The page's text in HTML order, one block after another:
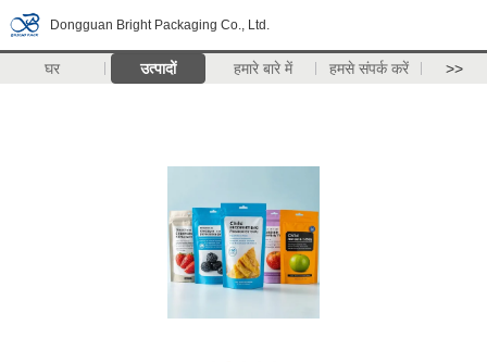
Dongguan Bright Packaging Co., Ltd.
घर उत्पादों हमारे बारे में हमसे संपर्क करें >>